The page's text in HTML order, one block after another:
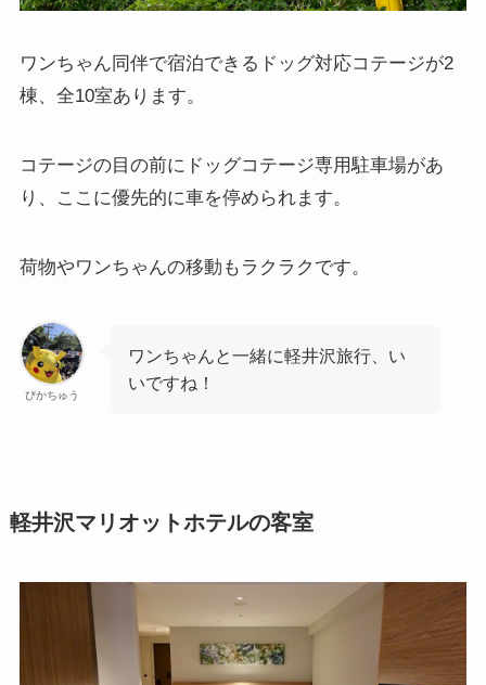
ワンちゃん同伴で宿泊できるドッグ対応コテージが2
棟、全10室あります。
コテージの目の前にドッグコテージ専用駐車場があ
り、ここに優先的に車を停められます。
荷物やワンちゃんの移動もラクラクです。
ぴかちゅう
ワンちゃんと一緒に軽井沢旅行、い
いですね！
軽井沢マリオットホテルの客室